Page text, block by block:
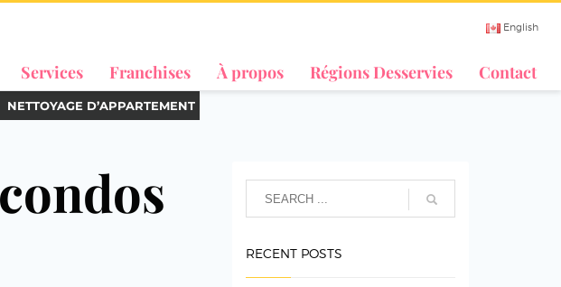
English
Services Franchises À propos Régions Desservies Contact
NETTOYAGE D’APPARTEMENT
RECENT POSTS